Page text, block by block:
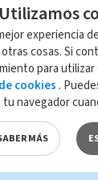
es su
Utilizamos
experiencia
cosas. Si
para
cookies .
tu navegador
MÁS